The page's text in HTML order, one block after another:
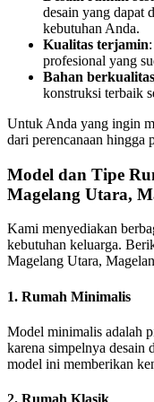
desain yang dapat
kebutuhan Anda.
Kualitas terjamin
profesional yang
Bahan berkualitas
konstruksi terbaik
Untuk Anda yang ingin
dari perencanaan hingga
Model dan Tipe
Magelang Utara,
Kami menyediakan
kebutuhan keluarga.
Magelang Utara,
1. Rumah Minimalis
Model minimalis adalah
karena simpelnya desain
model ini memberikan
2. Rumah Klasik